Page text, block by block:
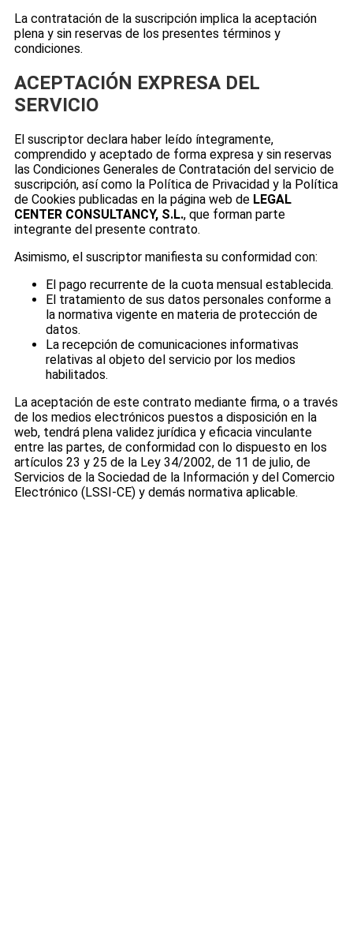
La contratación de la suscripción implica la aceptación
plena y sin reservas de los presentes términos y
condiciones.
ACEPTACIÓN EXPRESA DEL
SERVICIO
El suscriptor declara haber leído íntegramente,
comprendido y aceptado de forma expresa y sin reservas
las Condiciones Generales de Contratación del servicio de
suscripción, así como la Política de Privacidad y la Política
de Cookies publicadas en la página web de LEGAL
CENTER CONSULTANCY, S.L., que forman parte
integrante del presente contrato.
Asimismo, el suscriptor manifiesta su conformidad con:
El pago recurrente de la cuota mensual establecida.
El tratamiento de sus datos personales conforme a
la normativa vigente en materia de protección de
datos.
La recepción de comunicaciones informativas
relativas al objeto del servicio por los medios
habilitados.
La aceptación de este contrato mediante firma, o a través
de los medios electrónicos puestos a disposición en la
web, tendrá plena validez jurídica y eficacia vinculante
entre las partes, de conformidad con lo dispuesto en los
artículos 23 y 25 de la Ley 34/2002, de 11 de julio, de
Servicios de la Sociedad de la Información y del Comercio
Electrónico (LSSI-CE) y demás normativa aplicable.